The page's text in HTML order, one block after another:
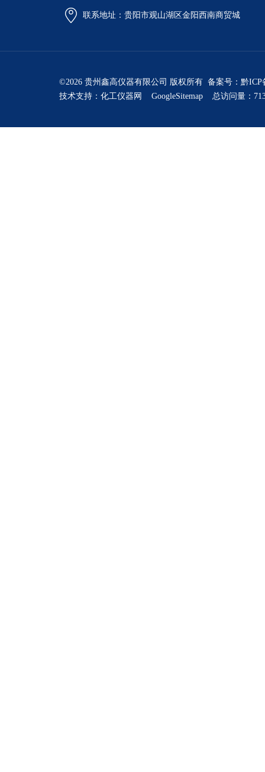
联系地址：贵阳市观山湖区金阳西南商贸城
©2026 贵州鑫高仪器有限公司 版权所有 备案号： 黔ICP
技术支持： 化工仪器网 GoogleSitemap 总访问量：